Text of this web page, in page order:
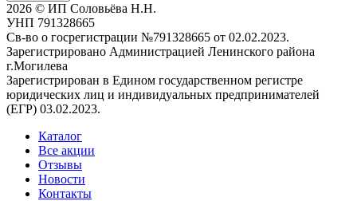
2026 © ИП Соловьёва Н.Н.
УНП 791328665
Св-во о госрегистрации №791328665 от 02.02.2023.
Зарегистрировано Администрацией Ленинского района
г.Могилева
Зарегистрирован в Едином государственном регистре
юридических лиц и индивидуальных предпринимателей
(ЕГР) 03.02.2023.
Каталог
Все акции
Отзывы
Новости
Контакты